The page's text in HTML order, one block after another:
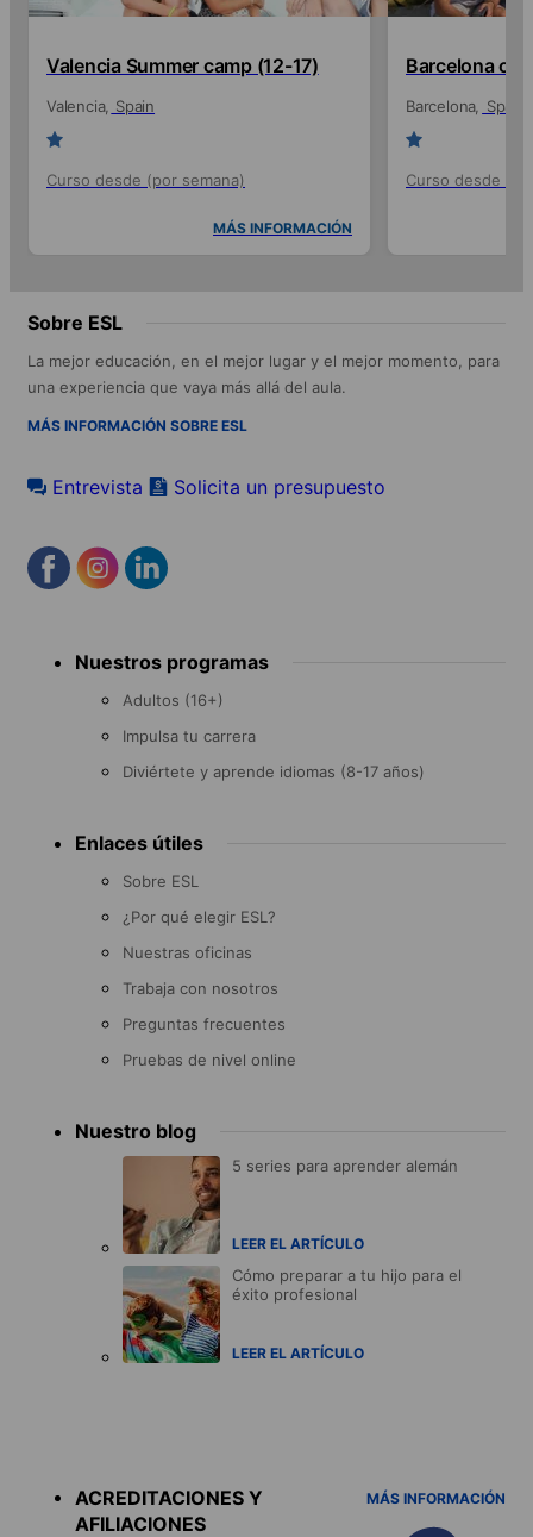
Valencia Summer camp (12-17)
Valencia Spain
Curso desde (por semana)
MÁS INFORMACIÓN
Barcelona
Barcelona Spain
Curso desde
Sobre ESL
La mejor educación, en el mejor lugar y el mejor momento, para
una experiencia que vaya más allá del aula.
MÁS INFORMACIÓN SOBRE ESL
Entrevista Solicita un presupuesto
menu Nuestros programas
Adultos (16+)
Impulsa tu carrera
Diviértete y aprende idiomas (8-17 años)
Enlaces útiles
Sobre ESL
¿Por qué elegir ESL?
Nuestras oficinas
Trabaja con nosotros
Preguntas frecuentes
Pruebas de nivel online
Nuestro blog
5 series para aprender alemán
LEER EL ARTÍCULO
Cómo preparar a tu hijo para el
éxito profesional
LEER EL ARTÍCULO
ACREDITACIONES Y
AFILIACIONES
MÁS INFORMACIÓN